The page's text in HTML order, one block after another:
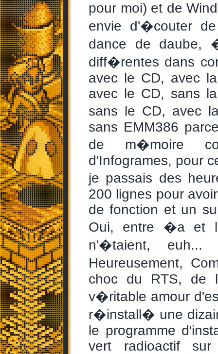
pour moi) et de
envie d'�couter
dance de daube,
diff�rentes dans
avec le CD, avec
avec le CD, sans
sans le CD, avec
sans EMM386
de m�moire
d'Infogrames, pour
je passais des
200 lignes pour
de fonction et un
Oui, entre �a et
n'�taient,
Heureusement,
choc du RTS, de
v�ritable amour
r�install� une
le programme
vert radioactif